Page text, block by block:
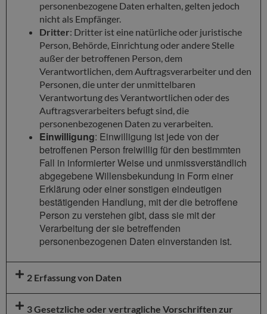
personenbezogene Daten erhalten, gelten jedoch
nicht als Empfänger.
Dritter: Dritter ist eine natürliche oder juristische
Person, Behörde, Einrichtung oder andere Stelle
außer der betroffenen Person, dem
Verantwortlichen, dem Auftragsverarbeiter und den
Personen, die unter der unmittelbaren
Verantwortung des Verantwortlichen oder des
Auftragsverarbeiters befugt sind, die
personenbezogenen Daten zu verarbeiten.
Einwilligung: Einwilligung ist jede von der
betroffenen Person freiwillig für den bestimmten
Fall in informierter Weise und unmissverständlich
abgegebene Willensbekundung in Form einer
Erklärung oder einer sonstigen eindeutigen
bestätigenden Handlung, mit der die betroffene
Person zu verstehen gibt, dass sie mit der
Verarbeitung der sie betreffenden
personenbezogenen Daten einverstanden ist.
2 Erfassung von Daten
3 Gesetzliche oder vertragliche Vorschriften zur